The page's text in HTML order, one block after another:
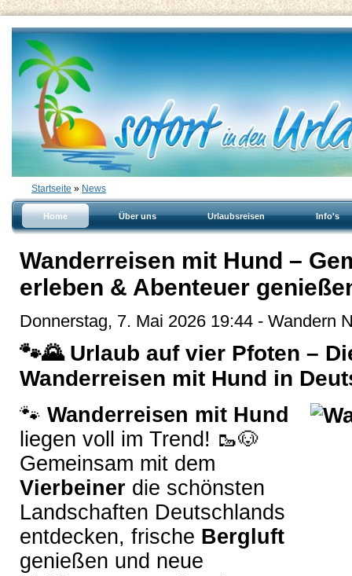
Startseite » News
Home Über uns Urlaubsreisen Info's
Wanderreisen mit Hund –
erleben & Abenteuer
Donnerstag, 7. Mai 2026 19:44 - Wandern
🐾🌄 Urlaub auf vier Pfoten –
Wanderreisen mit Hund in
🐾 Wanderreisen mit Hund
liegen voll im Trend! 🥾🐶
Gemeinsam mit dem
Vierbeiner die schönsten
Landschaften Deutschlands
entdecken, frische Bergluft
genießen und neue